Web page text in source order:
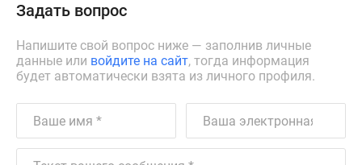
Задать вопрос
Напишите свой вопрос ниже — заполнив личные
данные или войдите на сайт, тогда информация
будет автоматически взята из личного профиля.